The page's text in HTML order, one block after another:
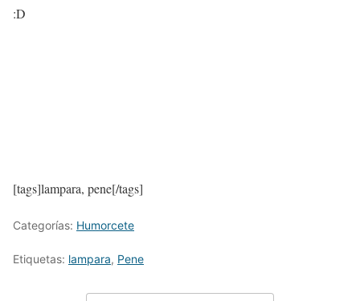
:D
[tags]lampara, pene[/tags]
Categorías: Humorcete
Etiquetas: lampara, Pene